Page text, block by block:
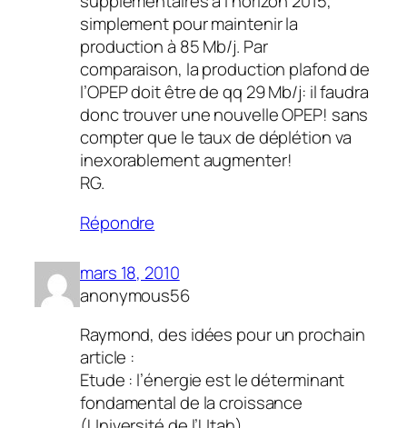
simplement pour maintenir la
production à 85 Mb/j. Par
comparaison, la production plafond de
l’OPEP doit être de qq 29 Mb/j: il faudra
donc trouver une nouvelle OPEP! sans
compter que le taux de déplétion va
inexorablement augmenter!
RG.
Répondre
mars 18, 2010
anonymous56
Raymond, des idées pour un prochain
article :
Etude : l’énergie est le déterminant
fondamental de la croissance